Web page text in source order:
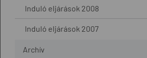
Induló eljárások 2008
Induló eljárások 2007
Archív